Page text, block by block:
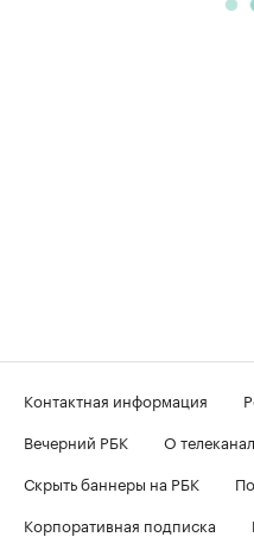
Контактная информация
Вечерний РБК
О
Скрыть баннеры на РБК
Корпоративная подписка